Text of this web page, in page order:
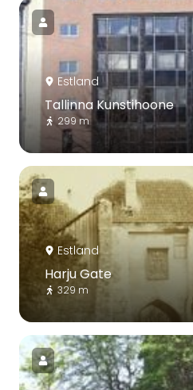
Estland
Tallinna Kunstihoone
299 m
Estland
Harju Gate
329 m